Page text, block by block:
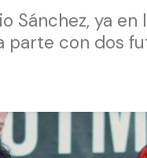
Sánchez, ya
con dos